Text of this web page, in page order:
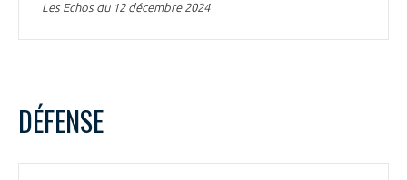
Les Echos du 12 décembre 2024
DÉFENSE